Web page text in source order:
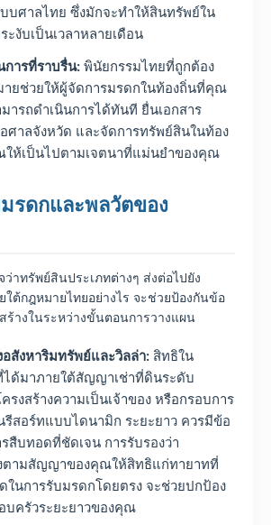
บศาลไทย ซึ่งมักจะทำให้สินทรัพย์ใน
ะงับเป็นเวลาหลายเดือน
การที่ราบรื่น: พินัยกรรมไทยที่ถูกต้อง
ยช่วยให้ผู้จัดการมรดกในท้องถิ่นที่คุณ
ารถดำเนินการได้ทันที ยื่นเอกสาร
ศาลจังหวัด และจัดการทรัพย์สินในท้อง
ห้เป็นไปตามเจตนาที่แม่นยำของคุณ
รดกและพลวัตของ
ว่าทรัพย์สินประเภทต่างๆ ส่งต่อไปยัง
ต้กฎหมายไทยอย่างไร จะช่วยป้องกันข้อ
ร้างในระหว่างขั้นตอนการวางแผน
อสังหาริมทรัพย์และวิลล่า: สิทธิใน
ด้มาภายใต้สัญญาเช่าที่ดินระดับ
รงสร้างความเป็นเจ้าของ หรือกรอบการ
รีสอร์ทแบบไดนามิก ระยะยาว ควรมีข้อ
สืบทอดที่ชัดเจน การรับรองว่า
ตามสัญญาของคุณให้สิทธิแก่ทายาทที่
นการรับมรดกโดยตรง จะช่วยปกป้อง
บครัวระยะยาวของคุณ